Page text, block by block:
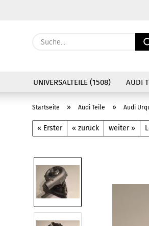
UNIVERSALTEILE (1508) AUDI
Startseite » Audi Teile » Audi
« Erster « zurück weiter »